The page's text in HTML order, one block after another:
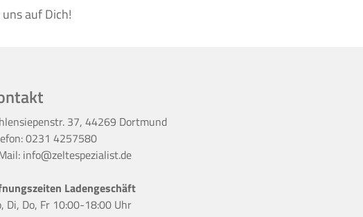
auf Dich!
37, 44269 Dortmund
0231 4257580
info@zeltespezialist.de
Ladengeschäft
Di, Do, Fr 10:00-18:00 Uhr